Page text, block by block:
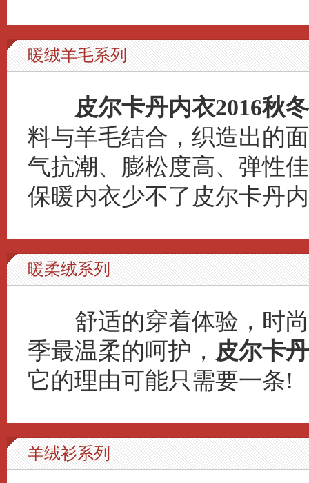
暖绒羊毛系列
皮尔卡丹内衣2016秋冬
料与羊毛结合，织造出的
气抗潮、膨松度高、弹性
保暖内衣少不了皮尔卡丹
暖柔绒系列
舒适的穿着体验，时尚
季最温柔的呵护， 皮尔卡
它的理由可能只需要一条!
羊绒衫系列